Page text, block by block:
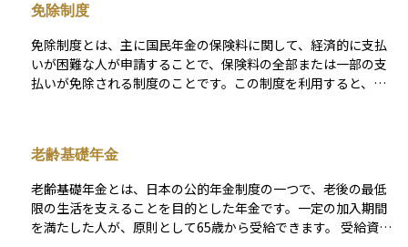
うことで、将来必要となる生活の土台を作る仕組みであり、日
本の年金制度の基本となる重要な制度です。
免除制度
免除制度とは、主に国民年金の保険料に関して、経済的に支払
いが困難な人が申請することで、保険料の全部または一部の支
払いが免除される制度のことです。この制度を利用すると、未
免除などがあり、所得に応じて適用されます。免除された期間
については、そのままにしておくと年金受給額が減る可能性が
ありますが、後から追納することで補うことも可能です。生活
が苦しいときに無理に支払うのではなく、制度を利用して将来
の備えを継続できるようにする仕組みです。
老齢基礎年金
老齢基礎年金とは、日本の公的年金制度の一つで、老後の最低
限の生活を支えることを目的とした年金です。一定の加入期間
を満たした人が、原則として65歳から受給できます。 受給資格